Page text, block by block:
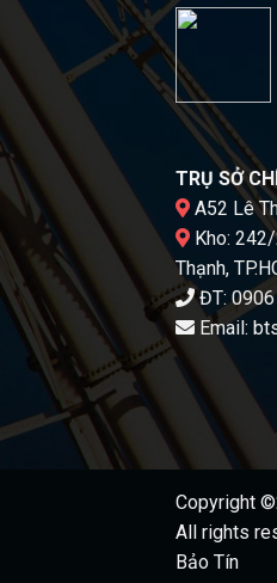
TRỤ SỞ
A52 Lê
Kho:
Thạnh,
ĐT:
Email:
Copyright
All rights
Bảo Tín